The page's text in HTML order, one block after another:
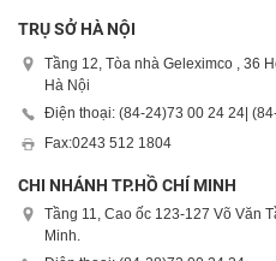
TRỤ SỞ HÀ NỘI
Tầng 12, Tòa nhà Geleximco , 36
Hà Nội
Điện thoại: (84-24)73 00 24 24|
Fax:0243 512 1804
CHI NHÁNH TP.HỒ CHÍ MINH
Tầng 11, Cao ốc 123-127 Võ Văn
Minh.